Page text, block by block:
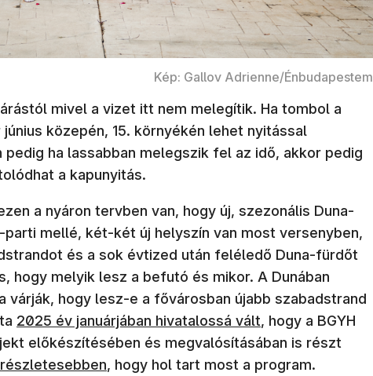
Kép: Gallov Adrienne/Énbudapestem
mivel a vizet itt nem melegítik. Ha tombol a
június közepén, 15. környékén lehet nyitással
pedig ha lassabban melegszik fel az idő, akkor pedig
a kapunyitás.
a nyáron tervben van, hogy új, szezonális Duna-
parti mellé, két-két új helyszín van most versenyben,
és a sok évtized után feléledő Duna-fürdőt
hogy melyik lesz a befutó és mikor. A Dunában
várják, hogy lesz-e a fővárosban újabb szabadstrand
(új ablakban nyílik meg)
2025 év januárjában hivatalossá vált, hogy a BGYH
előkészítésében és megvalósításában is részt
, hogy hol tart most a program.